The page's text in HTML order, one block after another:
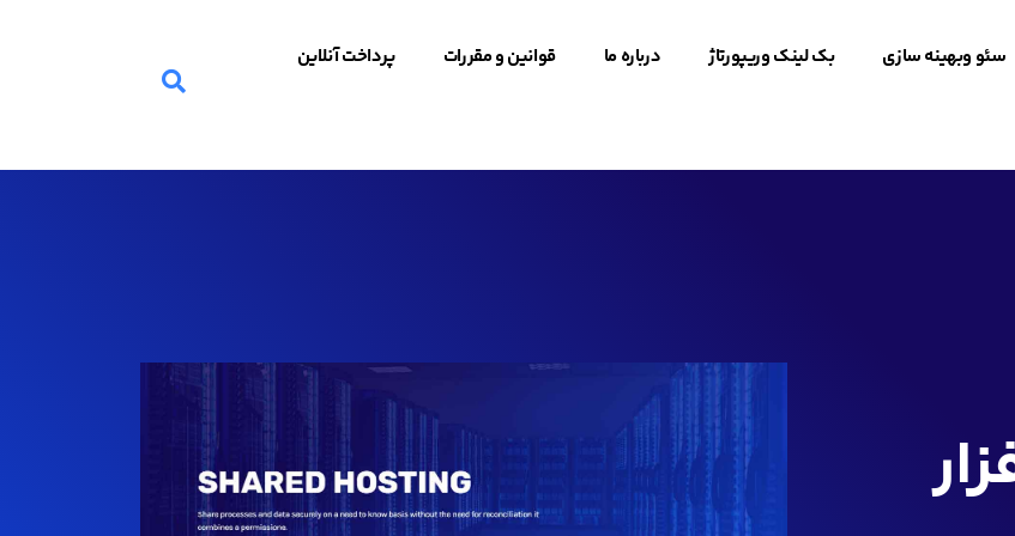
سئو وبهینه سازی بک لینک وریپورتاژ درباره ما قوانین و مقررات
پرداخت آنلاین